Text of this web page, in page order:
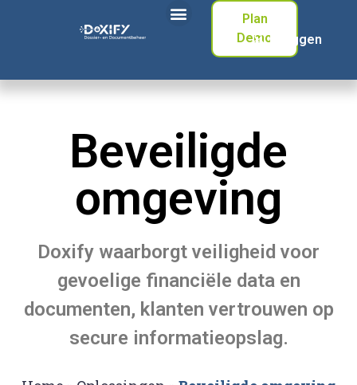
Plan
DemoInloggen
Beveiligde
omgeving
Doxify waarborgt veiligheid voor
gevoelige financiële data en
documenten, klanten vertrouwen op
secure informatieopslag.